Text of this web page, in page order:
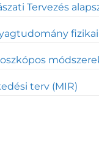
Tervezés
fizikai
terv (MIR)